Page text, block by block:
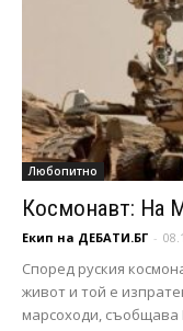
Любопитно
Космонавт: На
Екип на ДЕБАТИ.БГ -
Според руския
живот и той е
марсоходи, съобщава